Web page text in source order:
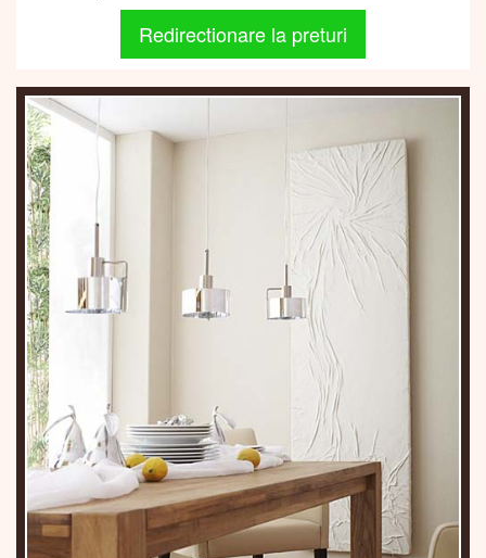
Redirectionare la preturi